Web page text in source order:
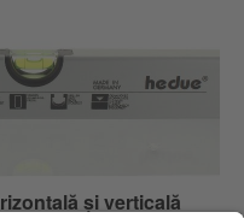
și verticală